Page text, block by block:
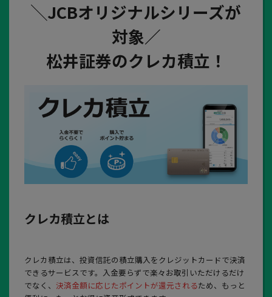
╲JCBオリジナルシリーズが
対象／
松井証券のクレカ積立！
クレカ積立とは
クレカ積立は、投資信託の積立購入をクレジットカードで決済
できるサービスです。入金要らずで楽々お取引いただけるだけ
でなく、 決済金額に応じたポイントが還元されるため、もっと